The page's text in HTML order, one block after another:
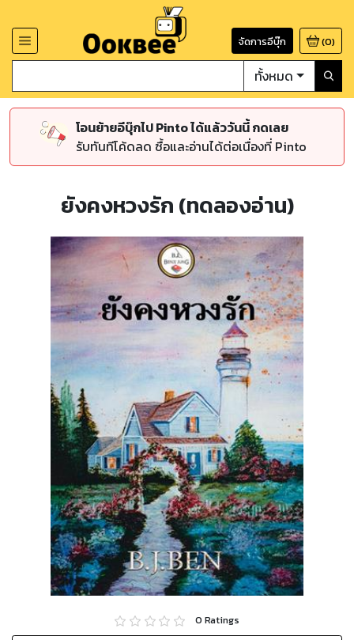
จัดการอีบุ๊ก (0)
ทั้งหมด
โอนย้ายอีบุ๊กไป Pinto ได้แล้ววันนี้ กดเลย
รับทันทีโค้ดลด ซื้อและอ่านได้ต่อเนื่องที่ Pinto
ยังคงหวงรัก (ทดลองอ่าน)
0 Ratings